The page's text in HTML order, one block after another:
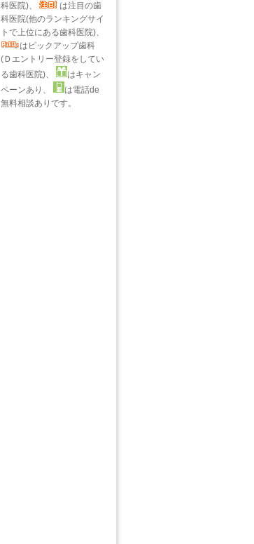
科医院)、
は注目の歯
科医院(他のランキングサイ
トで上位にある歯科医院)、
はピックアップ歯科
(Ｄエントリー登録をしてい
る歯科医院)、
はキャン
ペーンあり、
は電話de
無料相談ありです。